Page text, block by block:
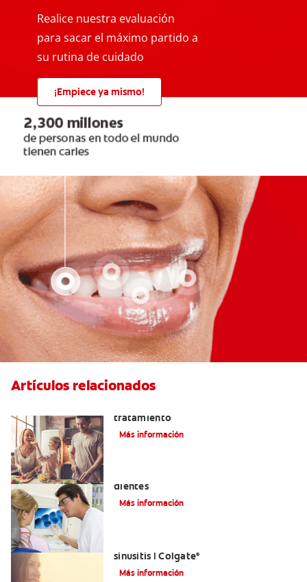
Realice nuestra evaluación
para sacar el máximo partido a
su rutina de cuidado
¡Empiece ya mismo!
Artículos relacionados
tratamiento
Más información
dientes
Más información
sinusitis | Colgate®
Más información